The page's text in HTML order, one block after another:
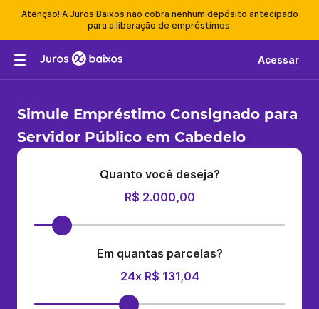
Atenção! A Juros Baixos não cobra nenhum depósito antecipado
para a liberação de empréstimos.
Acessar
Simule Empréstimo Consignado para
Servidor Público em Cabedelo
Quanto você deseja?
R$ 2.000,00
Em quantas parcelas?
24x R$ 131,04